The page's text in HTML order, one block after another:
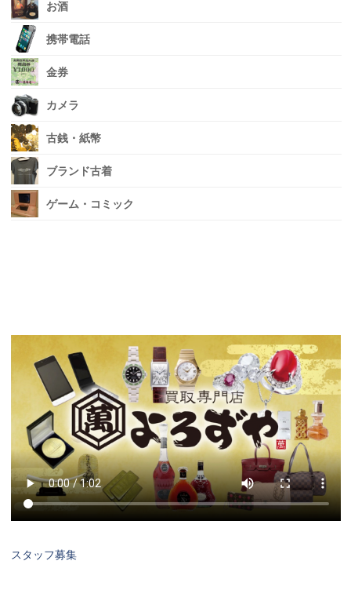
お酒
携帯電話
金券
カメラ
古銭・紙幣
ブランド古着
ゲーム・コミック
スタッフ募集